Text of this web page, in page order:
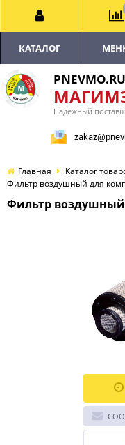
PNEVMO.RU
Надёжный
КАТАЛОГ
Главная Каталог
Фильтр воздушный для
Фильтр воздушный